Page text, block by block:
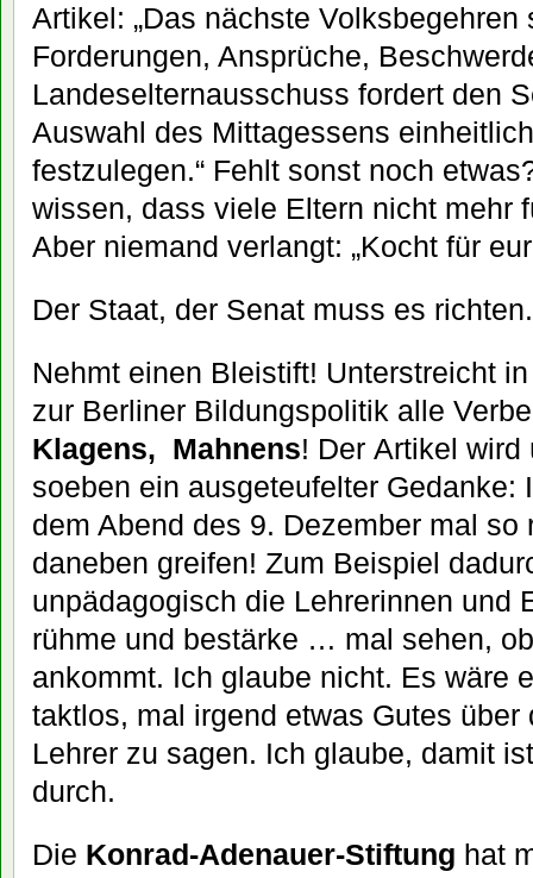
Artikel: „Das nächste Volksbegehren
Forderungen, Ansprüche,
Landeselternausschuss fordert den
Auswahl des Mittagessens
festzulegen.“ Fehlt sonst noch
wissen, dass viele Eltern nicht mehr
Aber niemand verlangt: „Kocht für
Der Staat, der Senat muss es richten.
Nehmt einen Bleistift! Unterstreicht
zur Berliner Bildungspolitik alle
Klagens, Mahnens! Der Artikel
soeben ein ausgeteufelter Gedanke:
dem Abend des 9. Dezember mal so
daneben greifen! Zum Beispiel
unpädagogisch die Lehrerinnen und
rühme und bestärke … mal sehen,
ankommt. Ich glaube nicht. Es wäre
taktlos, mal irgend etwas Gutes
Lehrer zu sagen. Ich glaube, damit
durch.
Die Konrad-Adenauer-Stiftung hat